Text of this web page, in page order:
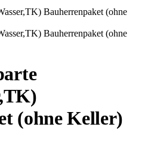
(ohne Keller)